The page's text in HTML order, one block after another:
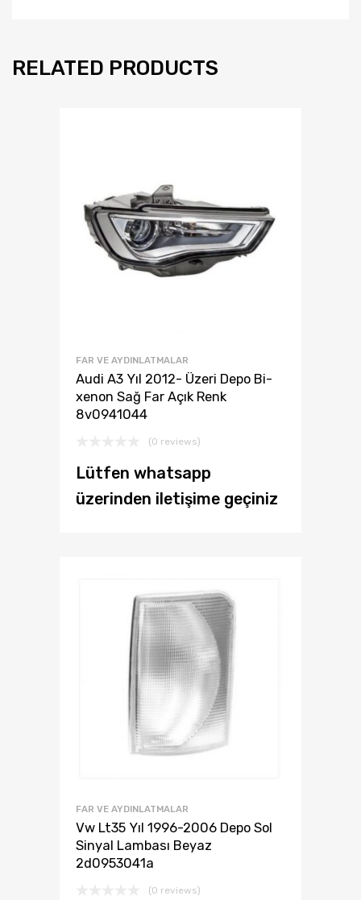
RELATED PRODUCTS
FAR VE AYDINLATMALAR
Audi A3 Yıl 2012- Üzeri Depo Bi-
xenon Sağ Far Açık Renk
8v0941044
(0 reviews)
Lütfen whatsapp
üzerinden iletişime geçiniz
FAR VE AYDINLATMALAR
Vw Lt35 Yıl 1996-2006 Depo Sol
Sinyal Lambası Beyaz
2d0953041a
(0 reviews)